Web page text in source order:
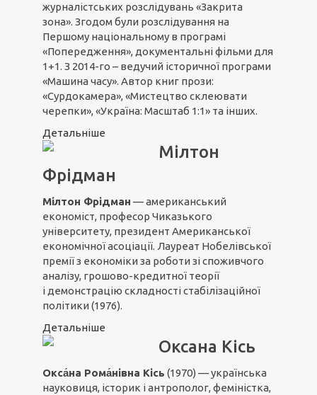
журналістських розслідувань «Закрита
зона». Згодом були розслідування на
Першому національному в програмі
«Попередження», документальні фільми для
1+1. З 2014-го – ведучий історичної програми
«Машина часу». Автор книг прози:
«Сурдокамера», «Мистецтво склеювати
черепки», «Україна: Масштаб 1:1» та інших.
Детальніше
Мілтон
Фрідман
Мілтон Фрідман — американський
економіст, професор Чиказького
університету, президент Американської
економічної асоціації. Лауреат Нобелівської
премії з економіки за роботи зі споживчого
аналізу, грошово-кредитної теорії
і демонстрацію складності стабілізаційної
політики (1976).
Детальніше
Оксана Кісь
Окса́на Рома́нівна Кісь (1970) — українська
науковиця, історик і антрополог, феміністка,